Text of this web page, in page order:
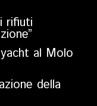
rifiuti
al Molo
della